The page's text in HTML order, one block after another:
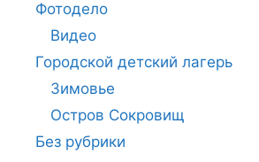
Фотодело
Видео
Городской детский лагерь
Зимовье
Остров Сокровищ
Без рубрики